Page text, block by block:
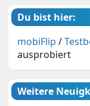
Du bist hier:
mobiFlip /
ausprobiert
Weitere